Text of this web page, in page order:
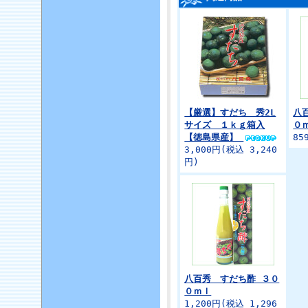
【厳選】すだち 秀2L
サイズ １ｋｇ箱入
【徳島県産】
3,000円(税込 3,240
円)
八
０
八百秀 すだち酢 ３０
０ｍｌ
1,200円(税込 1,296